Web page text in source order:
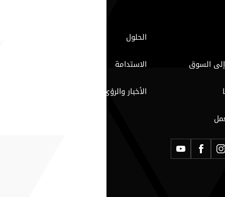
الحلول
السوق
الاستدامة
الأخبار والرؤى